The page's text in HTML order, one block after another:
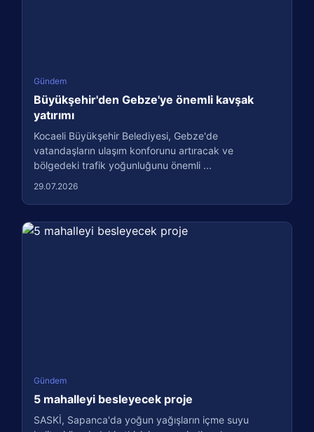
Gündem
Büyükşehir'den Gebze'ye önemli kavşak
yatırımı
Kocaeli Büyükşehir Belediyesi, Gebze'de
vatandaşların ulaşım konforunu artıracak ve
bölgedeki trafik yoğunluğunu önemli ...
29.07.2026
Gündem
5 mahalleyi besleyecek proje
SASKİ, Sapanca'da yoğun yağışların içme suyu